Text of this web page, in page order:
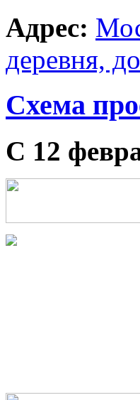
Адрес:
деревня,
Схема
С 12